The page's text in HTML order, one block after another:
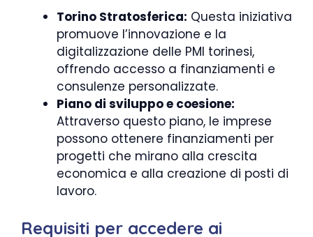
Torino Stratosferica: Questa iniziativa
promuove l’innovazione e la
digitalizzazione delle PMI torinesi,
offrendo accesso a finanziamenti e
consulenze personalizzate.
Piano di sviluppo e coesione:
Attraverso questo piano, le imprese
possono ottenere finanziamenti per
progetti che mirano alla crescita
economica e alla creazione di posti di
lavoro.
Requisiti per accedere ai